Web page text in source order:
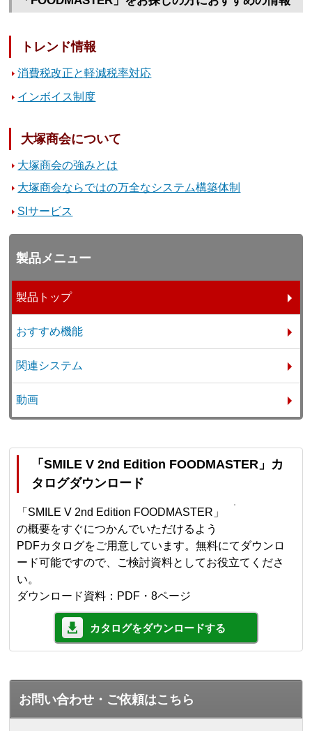
トレンド情報
消費税改正と軽減税率対応
インボイス制度
大塚商会について
大塚商会の強みとは
大塚商会ならではの万全なシステム構築体制
SIサービス
製品メニュー
製品トップ
おすすめ機能
関連システム
動画
「SMILE V 2nd Edition FOODMASTER」カ
タログダウンロード
「SMILE V 2nd Edition FOODMASTER」
の概要をすぐにつかんでいただけるよう
PDFカタログをご用意しています。無料にてダウンロ
ード可能ですので、ご検討資料としてお役立てくださ
い。
ダウンロード資料：PDF・8ページ
カタログをダウンロードする
お問い合わせ・ご依頼はこちら